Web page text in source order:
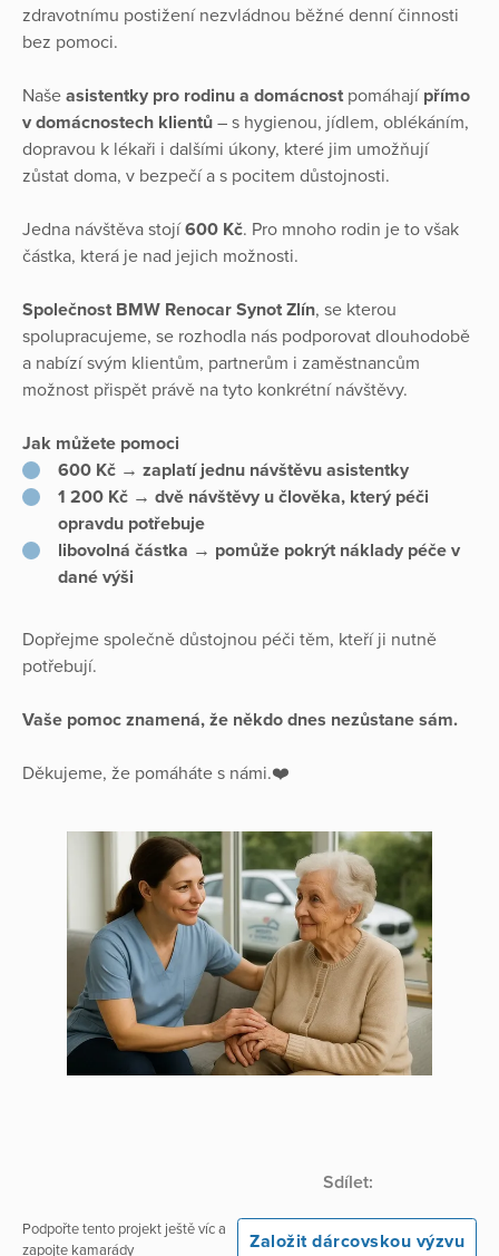
zdravotnímu postižení nezvládnou běžné denní činnosti
bez pomoci.
Naše asistentky pro rodinu a domácnost pomáhají přímo
v domácnostech klientů – s hygienou, jídlem, oblékáním,
dopravou k lékaři i dalšími úkony, které jim umožňují
zůstat doma, v bezpečí a s pocitem důstojnosti.
Jedna návštěva stojí600 Kč. Pro mnoho rodin je to však
částka, která je nad jejich možnosti.
Společnost BMW Renocar Synot Zlín, se kterou
spolupracujeme, se rozhodla nás podporovat dlouhodobě
a nabízí svým klientům, partnerům i zaměstnancům
možnost přispět právě na tyto konkrétní návštěvy.
Jak můžete pomoci
600 Kč → zaplatí jednu návštěvu asistentky
1 200 Kč → dvě návštěvy u člověka, který péči
opravdu potřebuje
libovolná částka → pomůže pokrýt náklady péče v
dané výši
Dopřejme společně důstojnou péči těm, kteří ji nutně
potřebují.
Vaše pomoc znamená, že někdo dnes nezůstane sám.
Děkujeme, že pomáháte s námi.❤️
Sdílet:
Podpořte tento projekt ještě víc a
zapojte kamarády
Založit dárcovskou výzvu